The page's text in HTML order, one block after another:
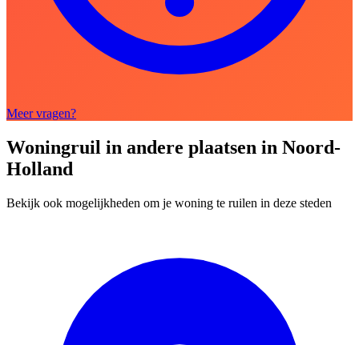
Meer vragen?
Woningruil in andere plaatsen in Noord-
Holland
Bekijk ook mogelijkheden om je woning te ruilen in deze steden